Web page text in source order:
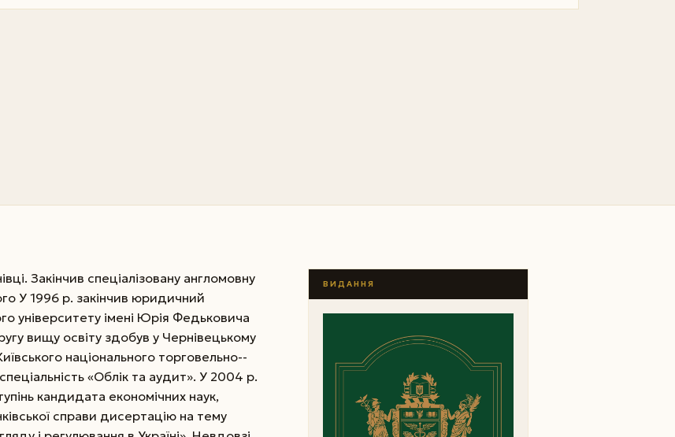
Закінчив спеціалізовану англомовну
У 1996 р. закінчив юридичний
університету імені Юрія Федьковича
вищу освіту здобув у Чернівецькому
національного торговельно-­
«Облік та аудит». У 2004 р.
кандидата економічних наук,
справи дисертацію на тему
ВИДАННЯ